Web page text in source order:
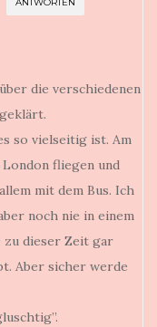
ANTWORTEN
die verschiedenen
so vielseitig ist. Am
fliegen und
mit dem Bus. Ich
noch nie in einem
zu dieser Zeit gar
Aber sicher werde